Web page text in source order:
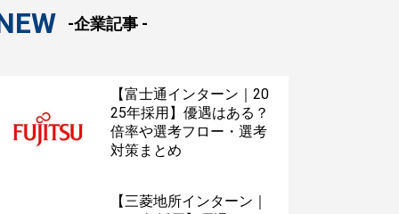
-企業記事 -
【富士通インターン｜20
25年採用】優遇はある？
倍率や選考フロー・選考
対策まとめ
【三菱地所インターン｜